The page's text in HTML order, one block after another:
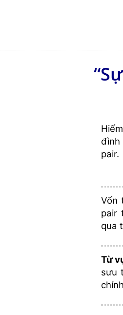
đình
pair.
Vốn
pair
qua
Từ
sưu